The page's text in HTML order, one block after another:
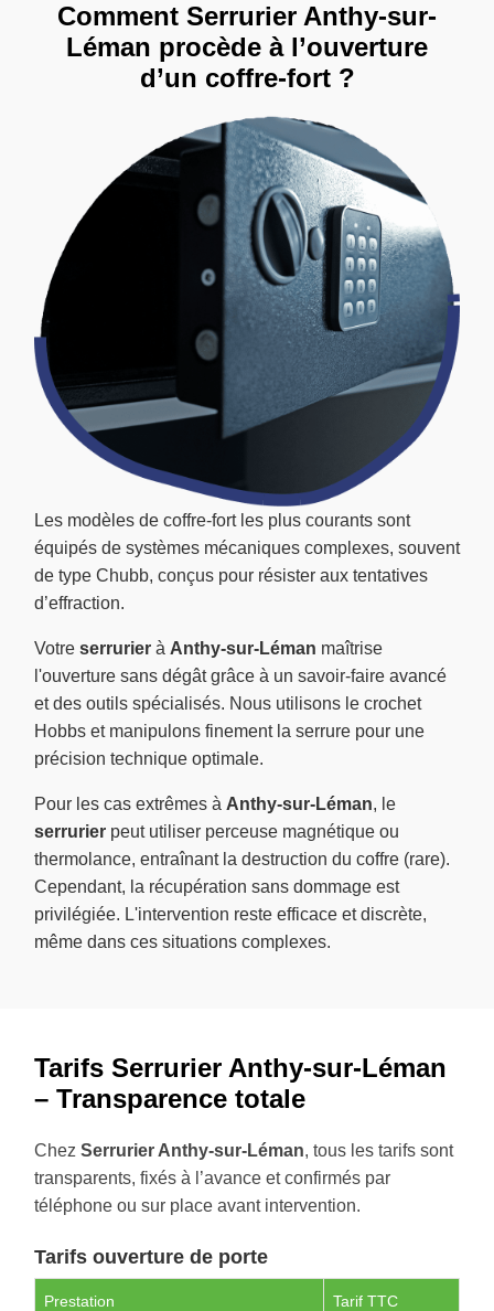
Les modèles de coffre-fort les plus courants sont
équipés de systèmes mécaniques complexes, souvent
de type Chubb, conçus pour résister aux tentatives
d’effraction.
Votre serrurier à Anthy-sur-Léman maîtrise
l'ouverture sans dégât grâce à un savoir-faire avancé
et des outils spécialisés. Nous utilisons le crochet
Hobbs et manipulons finement la serrure pour une
précision technique optimale.
Pour les cas extrêmes à Anthy-sur-Léman, le
serrurier peut utiliser perceuse magnétique ou
thermolance, entraînant la destruction du coffre (rare).
Cependant, la récupération sans dommage est
privilégiée. L'intervention reste efficace et discrète,
même dans ces situations complexes.
Comment Serrurier Anthy-sur-
Léman procède à l’ouverture
d’un coffre-fort ?
Tarifs Serrurier Anthy-sur-Léman
– Transparence totale
Chez Serrurier Anthy-sur-Léman, tous les tarifs sont
transparents, fixés à l’avance et confirmés par
téléphone ou sur place avant intervention.
Tarifs ouverture de porte
Prestation Tarif TTC